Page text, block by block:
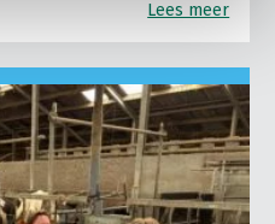
Lees meer